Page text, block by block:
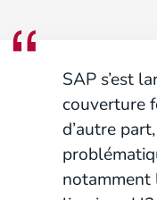
SAP s’est
couverture
d’autre
notamment